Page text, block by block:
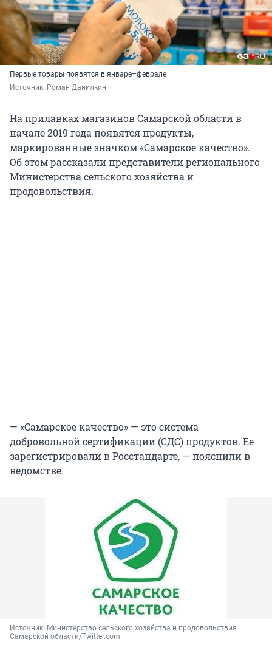
Первые товары появятся в январе–феврале
Источник: Роман Данилкин
На прилавках магазинов Самарской области в
начале 2019 года появятся продукты,
маркированные значком «Самарское качество».
Об этом рассказали представители регионального
Министерства сельского хозяйства и
продовольствия.
— «Самарское качество» — это система
добровольной сертификации (СДС) продуктов. Ее
зарегистрировали в Росстандарте, — пояснили в
ведомстве.
Источник: Министерство сельского хозяйства и продовольствия
Самарской области/Twitter.com